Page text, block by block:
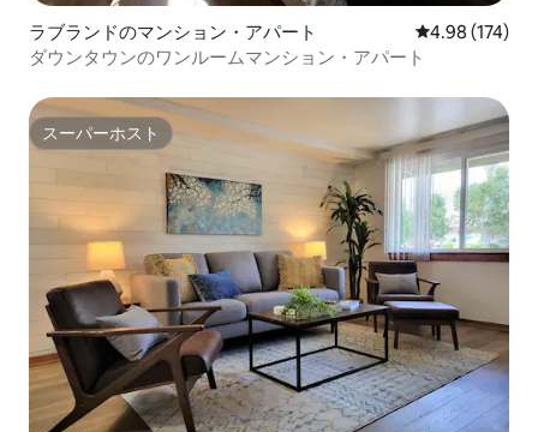
ラブランドのマンション・アパート レビュー174
4.98 (174)
ダウンタウンのワンルームマンション・アパート
スーパーホスト
スーパーホスト